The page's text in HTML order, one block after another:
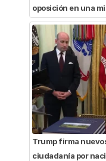
oposición en una
Trump firma
ciudadanía por